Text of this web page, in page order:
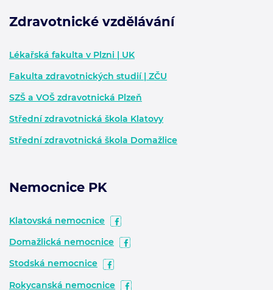
Zdravotnické vzdělávání
Lékařská fakulta v Plzni | UK
Fakulta zdravotnických studií | ZČU
SZŠ a VOŠ zdravotnická Plzeň
Střední zdravotnická škola Klatovy
Střední zdravotnická škola Domažlice
Nemocnice PK
Klatovská nemocnice
Domažlická nemocnice
Stodská nemocnice
Rokycanská nemocnice